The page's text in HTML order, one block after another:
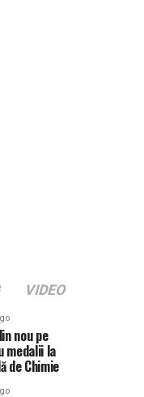
VIDEO
nou pe
medalii la
de Chimie